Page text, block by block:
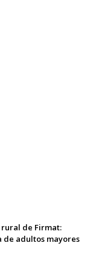
de Firmat:
de adultos mayores